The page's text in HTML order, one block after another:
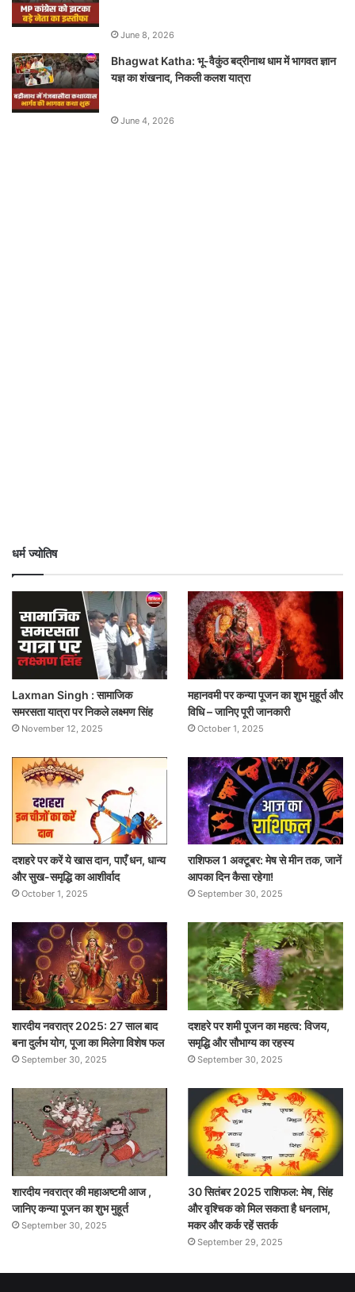
June 8, 2026
Bhagwat Katha: भू-वैकुंठ बद्रीनाथ धाम में भागवत ज्ञान
यज्ञ का शंखनाद, निकली कलश यात्रा
June 4, 2026
धर्म ज्योतिष
Laxman Singh : सामाजिक
समरसता यात्रा पर निकले लक्ष्मण सिंह
November 12, 2025
महानवमी पर कन्या पूजन का शुभ मुहूर्त और
विधि – जानिए पूरी जानकारी
October 1, 2025
दशहरे पर करें ये खास दान, पाएँ धन, धान्य
और सुख-समृद्धि का आशीर्वाद
October 1, 2025
राशिफल 1 अक्टूबर: मेष से मीन तक, जानें
आपका दिन कैसा रहेगा!
September 30, 2025
शारदीय नवरात्र 2025: 27 साल बाद
बना दुर्लभ योग, पूजा का मिलेगा विशेष फल
September 30, 2025
दशहरे पर शमी पूजन का महत्व: विजय,
समृद्धि और सौभाग्य का रहस्य
September 30, 2025
शारदीय नवरात्र की महाअष्टमी आज ,
जानिए कन्या पूजन का शुभ मुहूर्त
September 30, 2025
30 सितंबर 2025 राशिफल: मेष, सिंह
और वृश्चिक को मिल सकता है धनलाभ,
मकर और कर्क रहें सतर्क
September 29, 2025